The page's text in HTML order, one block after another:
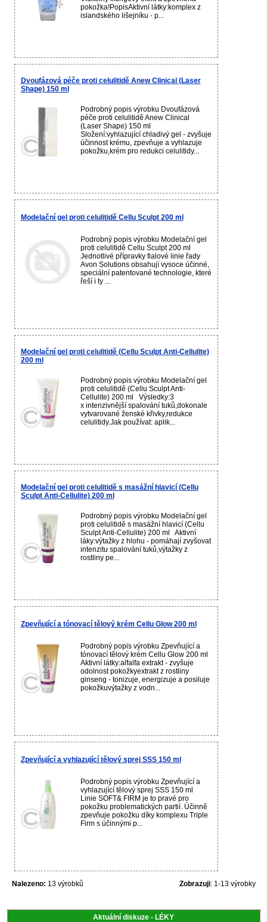
pokožka!PopisAktivní látky:komplex z
islandského lišejníku - p...
Dvoufázová péče proti celulitidě Anew Clinical (Laser
Shape) 150 ml
Podrobný popis výrobku Dvoufázová
péče proti celulitidě Anew Clinical
(Laser Shape) 150 ml
Složení:vyhlazující chladivý gel - zvyšuje
účinnost krému, zpevňuje a vyhlazuje
pokožku,krém pro redukci celulitidy...
Modelační gel proti celulitidě Cellu Sculpt 200 ml
Podrobný popis výrobku Modelační gel
proti celulitidě Cellu Sculpt 200 ml
Jednotlivé přípravky fialové linie řady
Avon Solutions obsahují vysoce účinné,
speciální patentované technologie, které
řeší i ty ...
Modelační gel proti celulitidě (Cellu Sculpt Anti-Cellulite)
200 ml
Podrobný popis výrobku Modelační gel
proti celulitidě (Cellu Sculpt Anti-
Cellulite) 200 ml Výsledky:3
x intenzivnější spalování tuků,dokonale
vytvarované ženské křivky,redukce
celulitidy.Jak používat: aplik...
Modelační gel proti celulitidě s masážní hlavicí (Cellu
Sculpt Anti-Cellulite) 200 ml
Podrobný popis výrobku Modelační gel
proti celulitidě s masážní hlavicí (Cellu
Sculpt Anti-Cellulite) 200 ml Aktivní
láky:výtažky z hlohu - pomáhají zvyšovat
intenzitu spalování tuků,výtažky z
rostliny pe...
Zpevňující a tónovací tělový krém Cellu Glow 200 ml
Podrobný popis výrobku Zpevňující a
tónovací tělový krém Cellu Glow 200 ml
Aktivní látky:alfalfa extrakt - zvyšuje
odolnost pokožkyextrakt z rostliny
ginseng - tonizuje, energizuje a posiluje
pokožkuvýtažky z vodn...
Zpevňující a vyhlazující tělový sprej SSS 150 ml
Podrobný popis výrobku Zpevňující a
vyhlazující tělový sprej SSS 150 ml
Linie SOFT& FIRM je to pravé pro
pokožku problematických partií. Účinně
zpevňuje pokožku díky komplexu Triple
Firm s účinnými p...
Nalezeno: 13 výrobků Zobrazuji: 1-13 výrobky
Aktuální diskuze - LÉKY